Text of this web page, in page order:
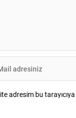
adresim bu